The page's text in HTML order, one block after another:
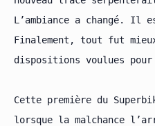
L’ambiance a changé. Il
Finalement, tout fut
dispositions voulues
Cette première du
lorsque la malchance